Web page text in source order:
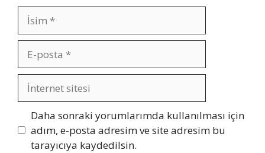
İsim
posta
İnternet
sitesi
Daha sonraki yorumlarımda kullanılması için
adım, e-posta adresim ve site adresim bu
tarayıcıya kaydedilsin.